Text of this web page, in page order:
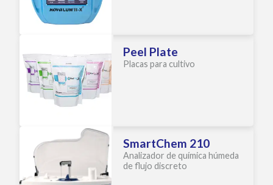
Peel Plate
Placas para cultivo
SmartChem 210
Analizador de química húmeda
de flujo discreto